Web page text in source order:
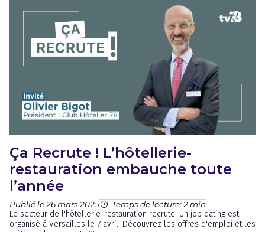
Ça Recrute ! L’hôtellerie-
restauration embauche toute
l’année
Publié le 26 mars 2025 Temps de lecture: 2 min
Le secteur de l'hôtellerie-restauration recrute. Un job dating est
organisé à Versailles le 7 avril. Découvrez les offres d'emploi et les